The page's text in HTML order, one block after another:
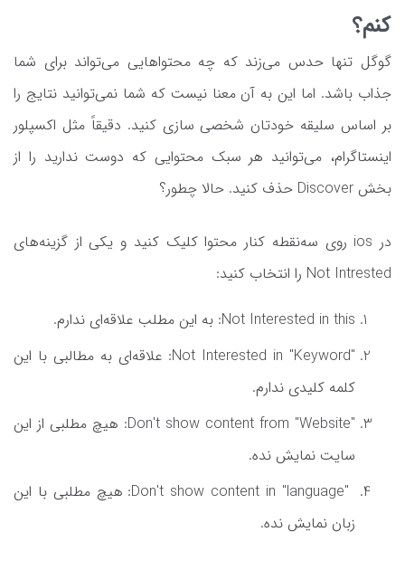
کنم؟
گوگل تنها حدس می‌زند که چه محتواهایی می‌تواند برای شما
جذاب باشد. اما این به آن معنا نیست که شما نمی‌توانید نتایج را
بر اساس سلیقه خودتان شخصی سازی کنید. دقیقاً مثل اکسپلور
اینستاگرام، می‌توانید هر سبک محتوایی که دوست ندارید را از
بخش Discover حذف کنید. حالا چطور؟
در ios روی سه‌نقطه کنار محتوا کلیک کنید و یکی از گزینه‌های
Not Intrested را انتخاب کنید:
Not Interested in this: به این مطلب علاقه‌ای ندارم.
"Not Interested in "Keyword: علاقه‌ای به مطالبی با این
کلمه کلیدی ندارم.
"Don't show content from "Website: هیچ مطلبی از این
سایت نمایش نده.
"Don't show content in "language: هیچ مطلبی با این
زبان نمایش نده.